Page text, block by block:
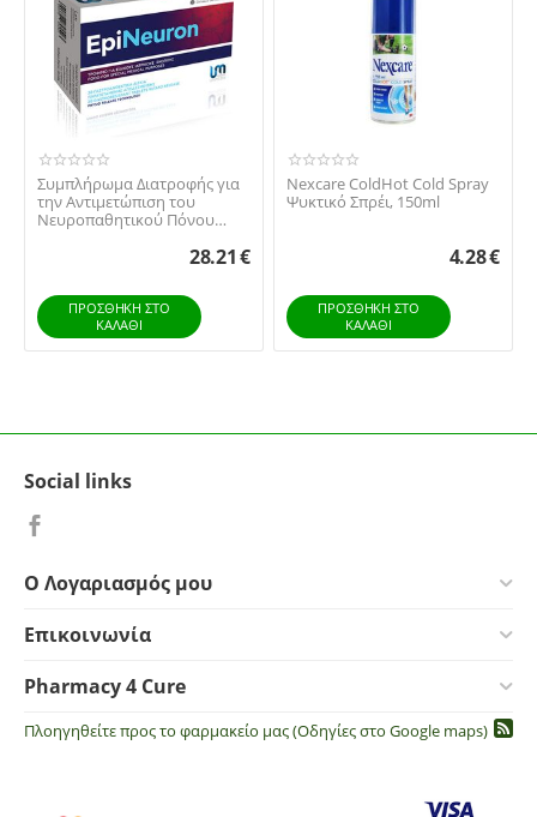
Συμπλήρωμα Διατροφής για
την Αντιμετώπιση του
Νευροπαθητικού Πόνου
28.21€
ΠΡΟΣΘΉΚΗ ΣΤΟ
ΚΑΛΆΘΙ
Nexcare ColdHot Cold Spray
Ψυκτικό Σπρέι, 150ml
4.28€
ΠΡΟΣΘΉΚΗ ΣΤΟ
ΚΑΛΆΘΙ
Social links
Ο Λογαριασμός μου
Επικοινωνία
Pharmacy 4 Cure
Πλοηγηθείτε προς το φαρμακείο μας (Οδηγίες στο Google maps)